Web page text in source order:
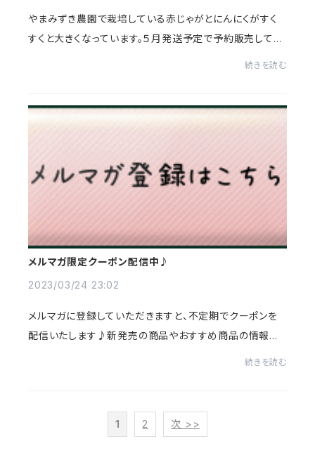
やまみずき農園で栽培している赤じゃがとにんにくがすく
すくと大きくなっています。５月発送予定で予約販売してお
続きを読む
メルマガ限定クーポン配信中♪
2023/03/24 23:02
メルマガに登録していただきますと、不定期でクーポンを
配信いたします♪新発売の商品やおすすめ商品の情報な
続きを読む
1 2 次 >>